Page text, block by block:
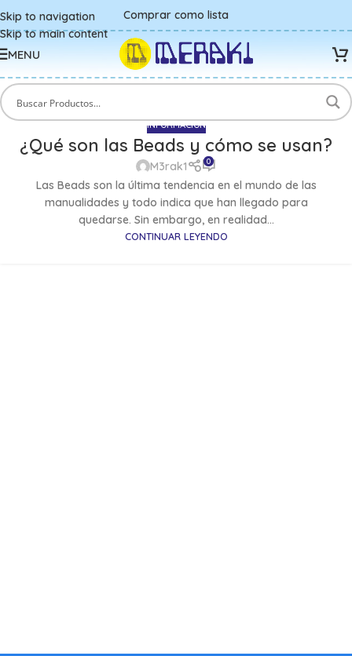
Skip to navigation
Skip to main content
Comprar como lista
MENU
INFORMACIÓN
¿Qué son las Beads y cómo se usan?
M3rak1 0
Las Beads son la última tendencia en el mundo de las
manualidades y todo indica que han llegado para
quedarse. Sin embargo, en realidad...
CONTINUAR LEYENDO